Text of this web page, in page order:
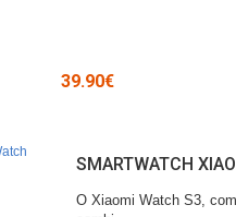
39.90€
SMARTWATCH
O Xiaomi Watch S3,